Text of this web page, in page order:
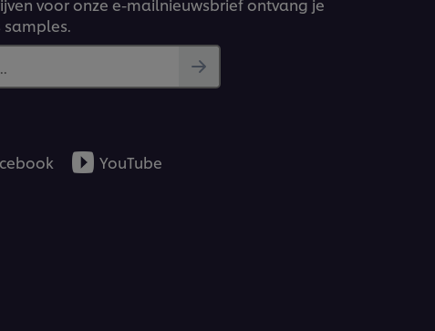
voor onze e-mailnieuwsbrief ontvang je
YouTube